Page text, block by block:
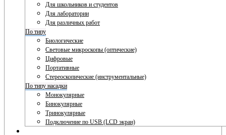
Для школьников и студентов
Для лаборатории
Для различных работ
По типу
Биологические
Световые микроскопы (оптические)
Цифровые
Портативные
Стереоскопические (инструментальные)
По типу насадки
Монокулярные
Бинокулярные
Тринокулярные
Подключение по USB (LCD экран)